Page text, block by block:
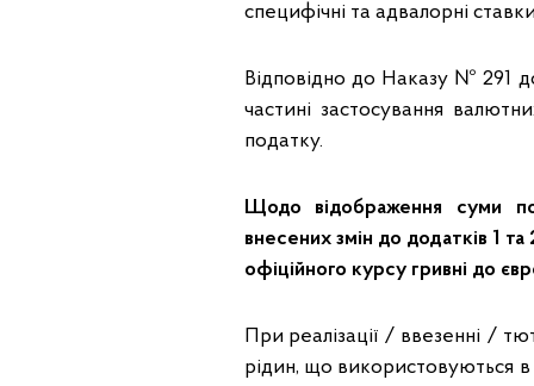
специфічні та адвалорні
Відповідно до Наказу № 291
частині застосування
податку.
Щодо відображення суми
внесених змін до додатків 1
офіційного курсу гривні до
При реалізації / ввезенні /
рідин, що використовуються в